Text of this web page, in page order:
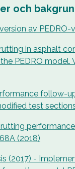
och
av PEDRO-
in asphalt
PEDRO model.
follow-
test
(2018)
(2017) -